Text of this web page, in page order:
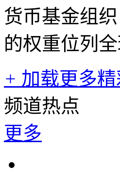
货币基金组
的权重位列全
+ 加载更多精
频道热点
更多